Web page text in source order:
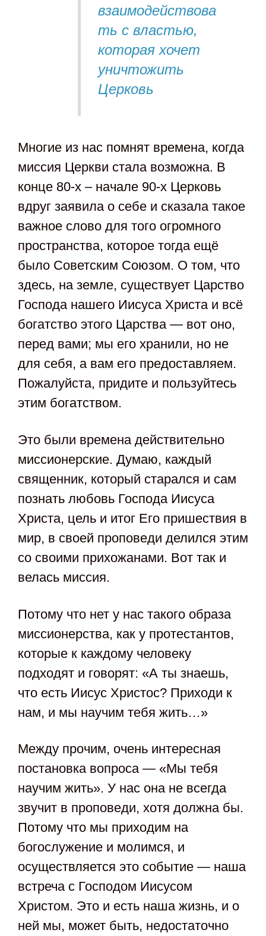
взаимодействова
ть с властью,
которая хочет
уничтожить
Церковь
Многие из нас помнят времена, когда
миссия Церкви стала возможна. В
конце 80-х – начале 90-х Церковь
вдруг заявила о себе и сказала такое
важное слово для того огромного
пространства, которое тогда ещё
было Советским Союзом. О том, что
здесь, на земле, существует Царство
Господа нашего Иисуса Христа и всё
богатство этого Царства — вот оно,
перед вами; мы его хранили, но не
для себя, а вам его предоставляем.
Пожалуйста, придите и пользуйтесь
этим богатством.
Это были времена действительно
миссионерские. Думаю, каждый
священник, который старался и сам
познать любовь Господа Иисуса
Христа, цель и итог Его пришествия в
мир, в своей проповеди делился этим
со своими прихожанами. Вот так и
велась миссия.
Потому что нет у нас такого образа
миссионерства, как у протестантов,
которые к каждому человеку
подходят и говорят: «А ты знаешь,
что есть Иисус Христос? Приходи к
нам, и мы научим тебя жить…»
Между прочим, очень интересная
постановка вопроса — «Мы тебя
научим жить». У нас она не всегда
звучит в проповеди, хотя должна бы.
Потому что мы приходим на
богослужение и молимся, и
осуществляется это событие — наша
встреча с Господом Иисусом
Христом. Это и есть наша жизнь, и о
ней мы, может быть, недостаточно